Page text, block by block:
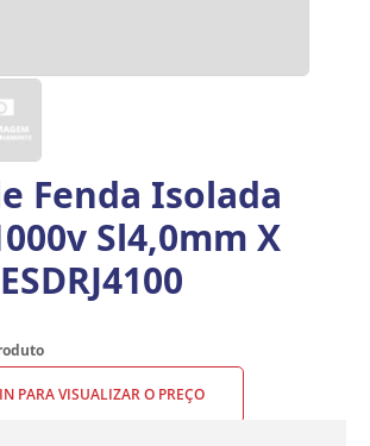
Fenda Isolada
Sl4,0mm X
PARA VISUALIZAR O PREÇO